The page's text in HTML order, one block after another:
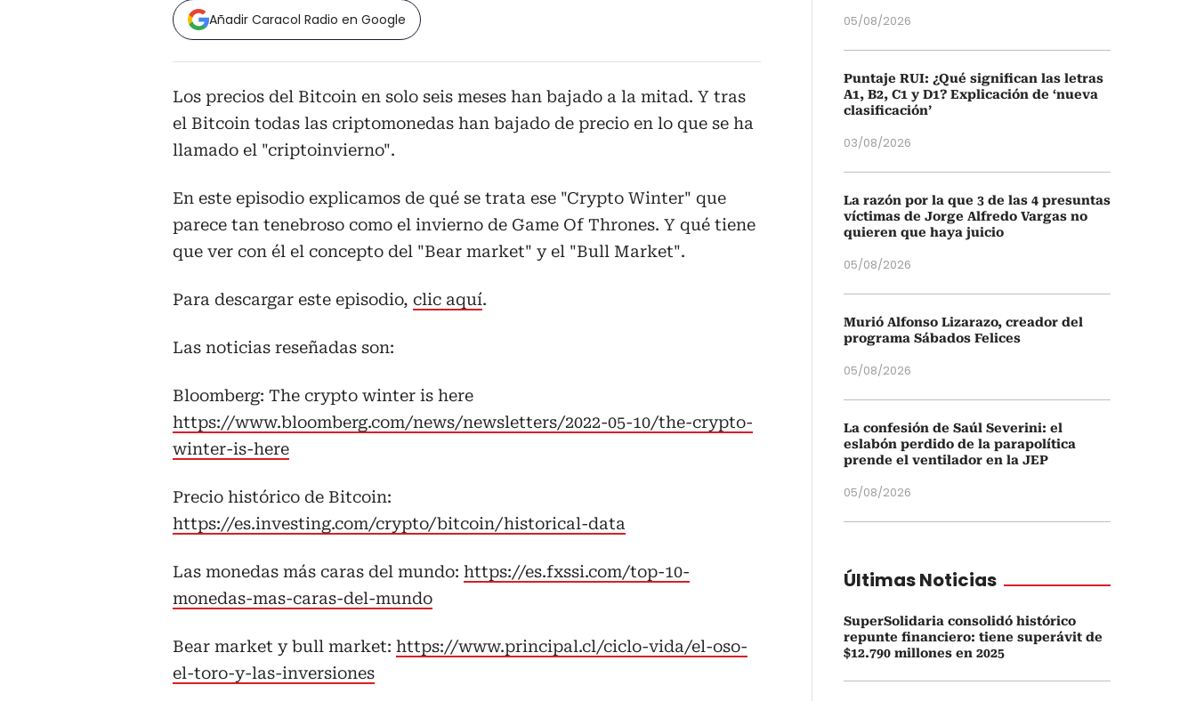
Añadir Caracol Radio en Google
Los precios del Bitcoin en solo seis meses han bajado a la mitad. Y tras
el Bitcoin todas las criptomonedas han bajado de precio en lo que se ha
llamado el "criptoinvierno".
En este episodio explicamos de qué se trata ese "Crypto Winter" que
parece tan tenebroso como el invierno de Game Of Thrones. Y qué tiene
que ver con él el concepto del "Bear market" y el "Bull Market".
Para descargar este episodio, clic aquí.
Las noticias reseñadas son:
Bloomberg: The crypto winter is here
https://www.bloomberg.com/news/newsletters/2022-05-10/the-crypto-
winter-is-here
Precio histórico de Bitcoin:
https://es.investing.com/crypto/bitcoin/historical-data
Las monedas más caras del mundo: https://es.fxssi.com/top-10-
monedas-mas-caras-del-mundo
Bear market y bull market: https://www.principal.cl/ciclo-vida/el-oso-
el-toro-y-las-inversiones
05/08/2026
Puntaje RUI: ¿Qué significan las letras
A1, B2, C1 y D1? Explicación de ‘nueva
clasificación’
03/08/2026
La razón por la que 3 de las 4 presuntas
víctimas de Jorge Alfredo Vargas no
quieren que haya juicio
05/08/2026
Murió Alfonso Lizarazo, creador del
programa Sábados Felices
05/08/2026
La confesión de Saúl Severini: el
eslabón perdido de la parapolítica
prende el ventilador en la JEP
05/08/2026
Últimas Noticias
SuperSolidaria consolidó histórico
repunte financiero: tiene superávit de
$12.790 millones en 2025